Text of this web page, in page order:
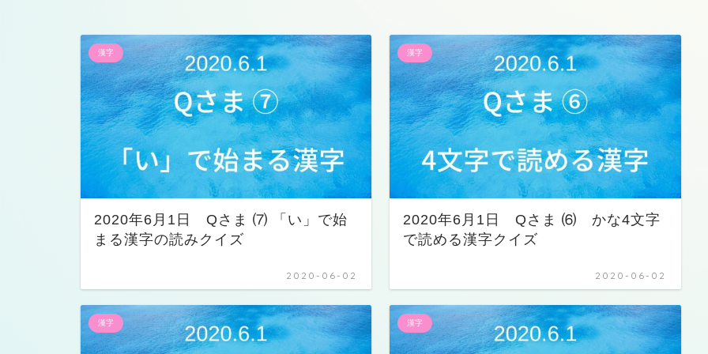
漢字
2020年6月1日 Qさま ⑺ 「い」で始
まる漢字の読みクイズ
2020-06-02
漢字
2020年6月1日 Qさま ⑹ かな4文字
で読める漢字クイズ
2020-06-02
漢字 漢字